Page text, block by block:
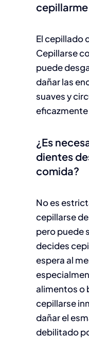
El cepillado
Cepillarse
puede
dañar las
suaves y
eficazmente
¿Es
dientes
comida?
No es
cepillarse
pero puede
decides
espera al
alimentos o
cepillarse
dañar el
debilitado